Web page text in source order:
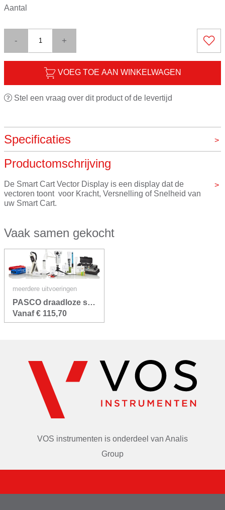
Aantal
- +
VOEG TOE AAN WINKELWAGEN
Stel een vraag over dit product of de levertijd
Specificaties
Merk
Productomschrijving
De Smart Cart Vector Display is een display dat de
vectoren toont  voor Kracht, Versnelling of Snelheid van
uw Smart Cart.
om vectoren in realtime te visualiseren! De pijlen lichten
evenredig op met de sensormeting en geven zowel de
grootte als de positieve of negatieve richting aan.
Functies
Kies uit kracht-, versnellings- of snelheidsvectoren en
bekijk ze in realtime.
visualiseren terwijl een wagen omhoog rolt en vervolgens
een helling afrijdt.
Vaak samen gekocht
meerdere uitvoeringen
PASCO draadloze sensoren
Vanaf € 115,70
VOS instrumenten is onderdeel van Analis
Group